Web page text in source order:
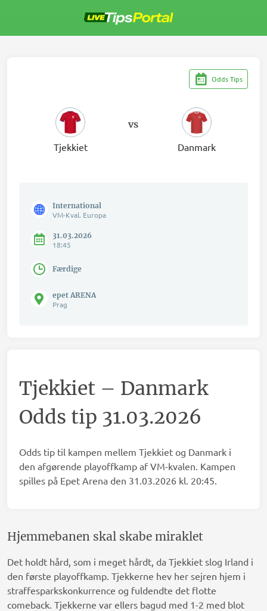
til
Odds Tips
Tjekkiet
vs
Danmark
International
VM-Kval. Europa
31.03.2026
18:45
Færdige
epet ARENA
Prag
Tjekkiet – Danmark
Odds tip 31.03.2026
Odds tip til kampen mellem Tjekkiet og Danmark i
den afgørende playoffkamp af VM-kvalen. Kampen
spilles på Epet Arena den 31.03.2026 kl. 20:45.
Hjemmebanen skal skabe miraklet
Det holdt hård, som i meget hårdt, da Tjekkiet slog Irland i
den første playoffkamp. Tjekkerne hev her sejren hjem i
straffesparkskonkurrence og fuldendte det flotte
comeback. Tjekkerne var ellers bagud med 1-2 med blot